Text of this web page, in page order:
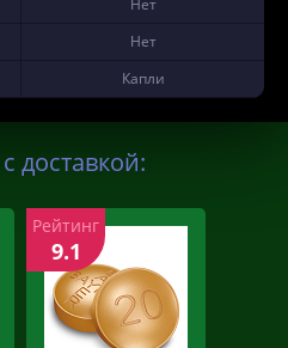
Нет
Нет
Капли
доставкой:
Рейтинг
9.1